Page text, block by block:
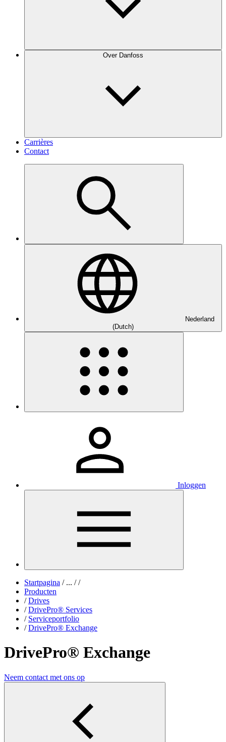
Over Danfoss
Carrières
Contact
Nederland
(Dutch)
Inloggen
Startpagina /... / /
Producten
/ Drives
/ DrivePro® Services
/ Serviceportfolio
/ DrivePro® Exchange
DrivePro® Exchange
Neem contact met ons op